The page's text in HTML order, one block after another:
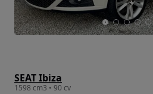
SEAT Ibiza
1598 cm3 • 90 cv